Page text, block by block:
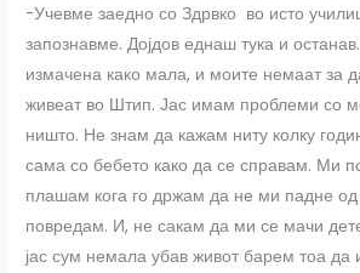
-Учевме заедно со Здрвко во исто
запознавме. Дојдов еднаш тука и
измачена како мала, и моите немаат за
живеат во Штип. Јас имам проблеми со
ништо. Не знам да кажам ниту колку
сама со бебето како да се справам. Ми
плашам кога го држам да не ми падне од
повредам. И, не сакам да ми се мачи
јас сум немала убав живот барем тоа да